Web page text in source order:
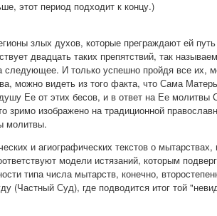
этот период подходит к концу.)
злых духов, которые преграждают ей
двадцать таких препятствий, так
следующее. И только успешно пройдя все их,
можно видеть из того факта, что Сама
Ее от этих бесов, и в ответ на Ее
изображено на традиционной
молитвы.
и агиографических текстов о
модели истязаний, которым
типа числа мытарств, конечно,
(Частный Суд), где подводится итог той